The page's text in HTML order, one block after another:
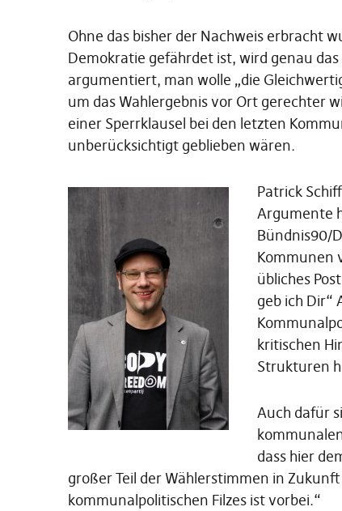
Ohne das bisher der Nachweis erbracht
Demokratie gefährdet ist, wird genau
argumentiert, man wolle „die
um das Wahlergebnis vor Ort gerechter
einer Sperrklausel bei den letzten
unberücksichtigt geblieben wären.
Patrick
Argumente
Bündnis90/
Kommunen
übliches
geb ich Dir“
kritischen
Strukturen
Auch dafür
dass hier
großer Teil der Wählerstimmen in
kommunalpolitischen Filzes ist vorbei.“